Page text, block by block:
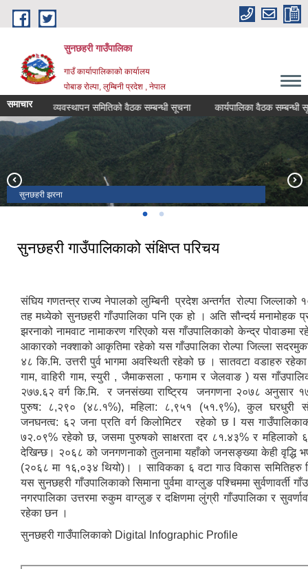
Skip to main content
सुनछहरी गाउँपालिका
गाउँ कार्यापालिकाको कार्यालय
पोबाङ रोल्पा, लुम्बिनी प्रदेश , नेपाल
समाचार
विपद व्यवस्थापन समितिको वैठक सम्बन्धी सूचना कार्यपालिका वैठक सम्बन्धी सूचना
सुनछहरी झरना
विबाङ दह
सुनछहरी गाउँपालिकाको संक्षिप्त परिचय
संघिय गणतन्त्र राज्य नेपालको लुम्बिनी प्रदेश अन्तर्गत रोल्पा जिल्लाको
तह मध्येको सुनछहरी गाँउपालिका पनि एक हो । अति सौन्दर्य मनामोहक
झरनाको नामवाट नामाकरण गरिएको यस गाँउपालिकाको केन्द्र पोवाङमा
आकारको नक्शाको आकृतिमा रहेको यस गाँउपालिका रोल्पा जिल्ला
४८ कि.मि. उत्तरी पुर्व भागमा अवस्थिती रहेको छ । सातवटा वडाहरु
गाम, वाहिरी गाम, स्युरी , जैमाकसला , फगाम र जेलवाङ ) यस
२७७.६२ वर्ग कि.मि. र जनसंख्या राष्ट्रिय जनगणना २०७८ अनुसार
पुरुष: ८,२९० (४८.१%), महिला: ८,९५१ (५१.९%), कुल घरधुरी
जनघनत्व: ६२ जना प्रति वर्ग किलोमिटर रहेको छ l यस
७२.०९% रहेको छ, जसमा पुरुषको साक्षरता दर ८१.४३% र महिलाको
देखिन्छ। २०६८ को जनगणनाको तुलनामा यहाँको जनसङ्ख्या केही वृद्धि
(२०६८ मा १६,०३४ थियो)। । साविकका ६ वटा गाउ विकास समितिहरु
यस सुनछहरी गाँउपालिकाको सिमाना पुर्वमा वाग्लुङ पश्चिममा सुर्वणावर्ती
नगरपालिका उत्तरमा रुकुम वाग्लुङ र दक्षिणमा लुंग्री गाँउपालिका र
रहेका छन ।
सुनछहरी गाउँपालिकाको Digital Infographic Profile